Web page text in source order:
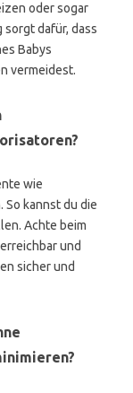
oder sogar
sorgt dafür, dass
Babys
vermeidest.
wie
kannst du die
Achte beim
und
sicher und